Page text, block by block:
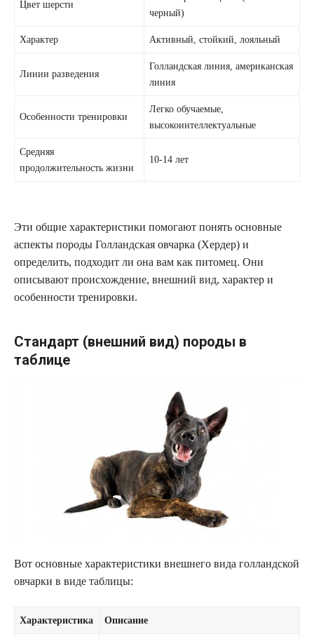
Цвет шерсти
черный)
Характер Активный, стойкий, лояльный
Линии разведения
Голландская линия, американская
линия
Особенности тренировки
Легко обучаемые,
высокоинтеллектуальные
Средняя
продолжительность жизни
10-14 лет
Эти общие характеристики помогают понять основные
аспекты породы Голландская овчарка (Хердер) и
определить, подходит ли она вам как питомец. Они
описывают происхождение, внешний вид, характер и
особенности тренировки.
Стандарт (внешний вид) породы в
таблице
Вот основные характеристики внешнего вида голландской
овчарки в виде таблицы:
Характеристика Описание